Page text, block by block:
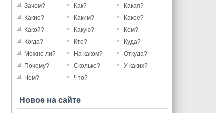
Зачем?
Как?
Какая?
Какие?
Каким?
Какое?
Какой?
Какую?
Кем?
Когда?
Кто?
Куда?
Можно ли?
На каком?
Откуда?
Почему?
Сколько?
У каких?
Чем?
Что?
Новое на сайте